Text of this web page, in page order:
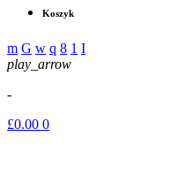
Koszyk
play_arrow
-
£0.00 0